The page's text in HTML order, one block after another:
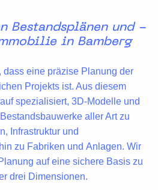
Bestandsplänen und -
in Bamberg
dass eine präzise Planung der
Projekts ist. Aus diesem
spezialisiert, 3D-Modelle und
aller Art zu
, Infrastruktur und
zu Fabriken und Anlagen. Wir
auf eine sichere Basis zu
drei Dimensionen.